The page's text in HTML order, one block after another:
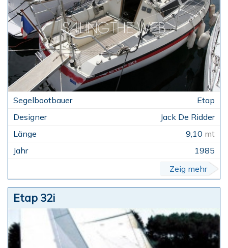
Etap
Jack De Ridder
9,10 mt
1985
Zeig mehr
Etap 32i